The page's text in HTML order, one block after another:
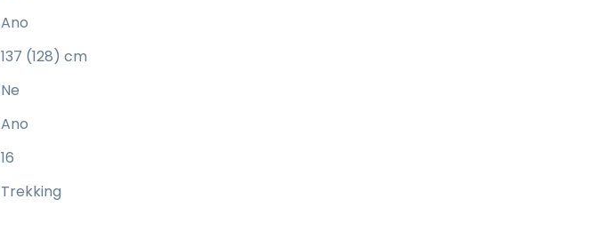
Ano
137 (128) cm
Ne
Ano
16
Trekking